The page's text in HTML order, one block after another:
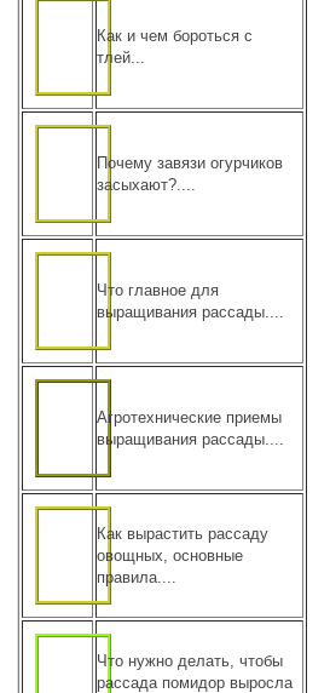
Как и чем бороться с
тлей...
Почему завязи огурчиков
засыхают?....
Что главное для
выращивания рассады....
Агротехнические приемы
выращивания рассады....
Как вырастить рассаду
овощных, основные
правила....
Что нужно делать, чтобы
рассада помидор выросла